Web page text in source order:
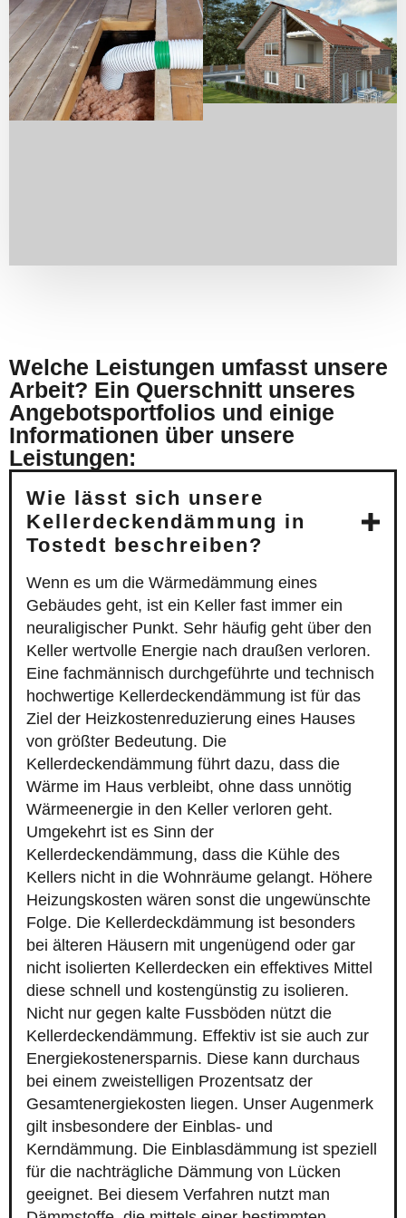
Welche Leistungen umfasst unsere
Arbeit? Ein Querschnitt unseres
Angebotsportfolios und einige
Informationen über unsere
Leistungen:
Wie lässt sich unsere
Kellerdeckendämmung in
Tostedt beschreiben?
Wenn es um die Wärmedämmung eines
Gebäudes geht, ist ein Keller fast immer ein
neuraligischer Punkt. Sehr häufig geht über den
Keller wertvolle Energie nach draußen verloren.
Eine fachmännisch durchgeführte und technisch
hochwertige Kellerdeckendämmung ist für das
Ziel der Heizkostenreduzierung eines Hauses
von größter Bedeutung. Die
Kellerdeckendämmung führt dazu, dass die
Wärme im Haus verbleibt, ohne dass unnötig
Wärmeenergie in den Keller verloren geht.
Umgekehrt ist es Sinn der
Kellerdeckendämmung, dass die Kühle des
Kellers nicht in die Wohnräume gelangt. Höhere
Heizungskosten wären sonst die ungewünschte
Folge. Die Kellerdeckdämmung ist besonders
bei älteren Häusern mit ungenügend oder gar
nicht isolierten Kellerdecken ein effektives Mittel
diese schnell und kostengünstig zu isolieren.
Nicht nur gegen kalte Fussböden nützt die
Kellerdeckendämmung. Effektiv ist sie auch zur
Energiekostenersparnis. Diese kann durchaus
bei einem zweistelligen Prozentsatz der
Gesamtenergiekosten liegen. Unser Augenmerk
gilt insbesondere der Einblas- und
Kerndämmung. Die Einblasdämmung ist speziell
für die nachträgliche Dämmung von Lücken
geeignet. Bei diesem Verfahren nutzt man